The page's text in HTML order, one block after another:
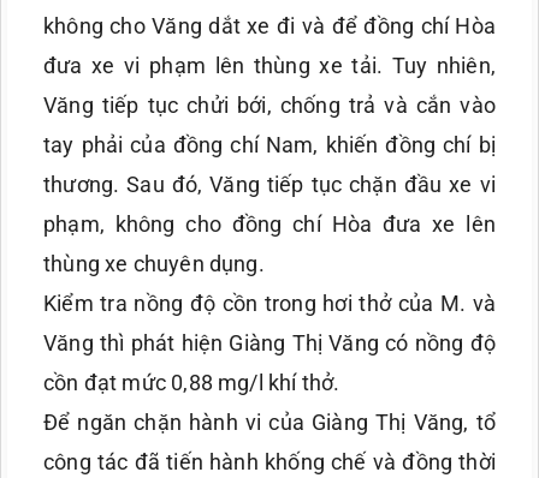
không cho Văng dắt xe đi và để đồng chí Hòa
đưa xe vi phạm lên thùng xe tải. Tuy nhiên,
Văng tiếp tục chửi bới, chống trả và cắn vào
tay phải của đồng chí Nam, khiến đồng chí bị
thương. Sau đó, Văng tiếp tục chặn đầu xe vi
phạm, không cho đồng chí Hòa đưa xe lên
thùng xe chuyên dụng.
Kiểm tra nồng độ cồn trong hơi thở của M. và
Văng thì phát hiện Giàng Thị Văng có nồng độ
cồn đạt mức 0,88 mg/l khí thở.
Để ngăn chặn hành vi của Giàng Thị Văng, tổ
công tác đã tiến hành khống chế và đồng thời